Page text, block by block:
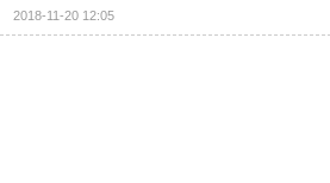
2018-11-20 12:05